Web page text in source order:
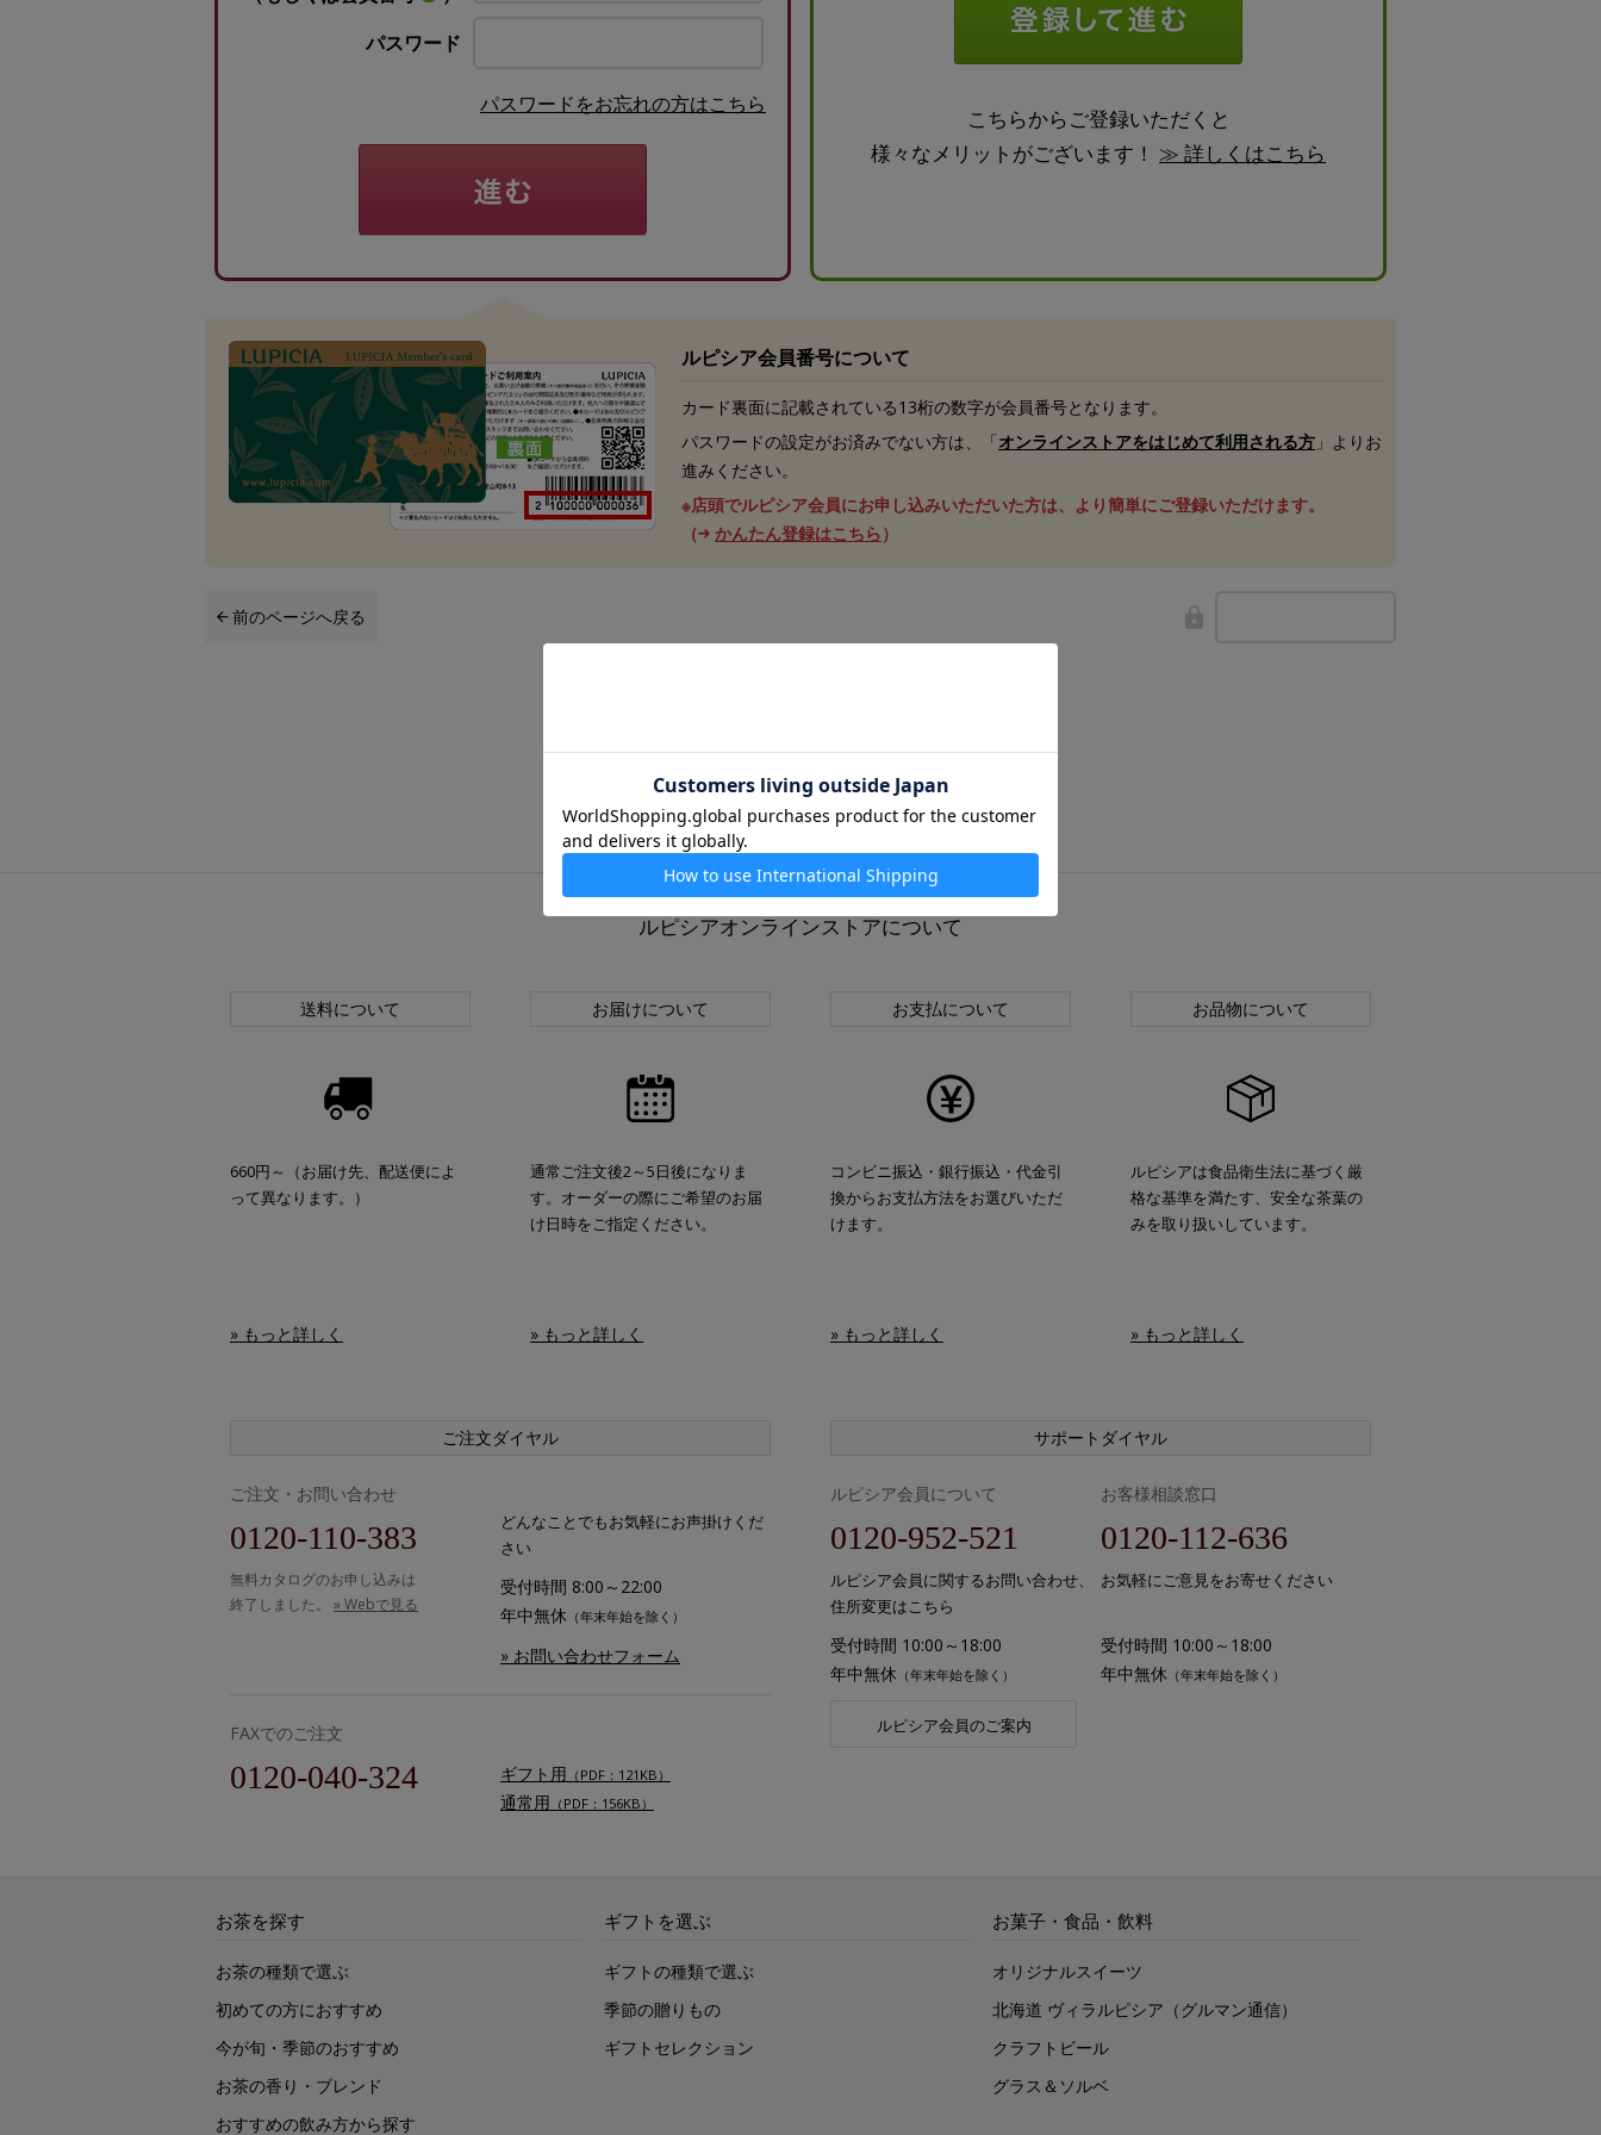
パスワード
パスワードをお忘れの方はこちら
こちらからご登録いただくと
様々なメリットがございます！ ≫ 詳しくはこちら
ルピシア会員番号について
カード裏面に記載されている13桁の数字が会員番号となります。
パスワードの設定がお済みでない方は、「オンラインストアをはじめて利用される方 」よりお
進みください。
※店頭でルピシア会員にお申し込みいただいた方は、より簡単にご登録いただけます。
（
かんたん登録はこちら）
前のページへ戻る
ルピシアオンラインストアについて
送料について
660円～（お届け先、配送便によ
って異なります。）
» もっと詳しく
お届けについて
通常ご注文後2～5日後になりま
す。オーダーの際にご希望のお届
け日時をご指定ください。
» もっと詳しく
お支払について
コンビニ振込・銀行振込・代金引
換からお支払方法をお選びいただ
けます。
» もっと詳しく
お品物について
ルピシアは食品衛生法に基づく厳
格な基準を満たす、安全な茶葉の
みを取り扱いしています。
» もっと詳しく
ご注文ダイヤル
ご注文・お問い合わせ
0120-110-383
無料カタログのお申し込みは
終了しました。 » Webで見る
どんなことでもお気軽にお声掛けくだ
さい
受付時間 8:00～22:00
年中無休 （年末年始を除く）
» お問い合わせフォーム
FAXでのご注文
0120-040-324 ギフト用 （PDF：121KB）
通常用 （PDF：156KB）
サポートダイヤル
ルピシア会員について
0120-952-521
ルピシア会員に関するお問い合わせ、
住所変更はこちら
受付時間 10:00～18:00
年中無休 （年末年始を除く）
ルピシア会員のご案内
お客様相談窓口
0120-112-636
お気軽にご意見をお寄せください
受付時間 10:00～18:00
年中無休 （年末年始を除く）
お茶を探す
お茶の種類で選ぶ
初めての方におすすめ
今が旬・季節のおすすめ
お茶の香り・ブレンド
おすすめの飲み方から探す
ギフトを選ぶ
ギフトの種類で選ぶ
季節の贈りもの
ギフトセレクション
お菓子・食品・飲料
オリジナルスイーツ
北海道 ヴィラルピシア（グルマン通信）
クラフトビール
グラス＆ソルベ